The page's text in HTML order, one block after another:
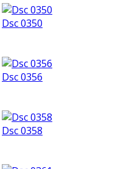
Dsc 0350
Dsc 0356
Dsc 0358